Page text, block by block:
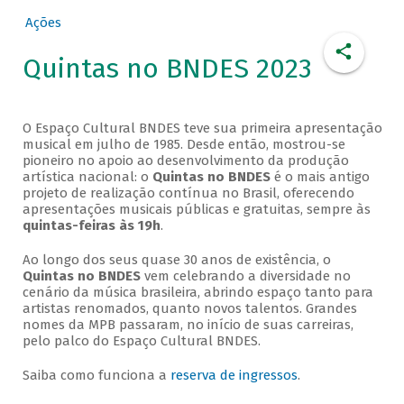
Ações
Quintas no BNDES 2023
O Espaço Cultural BNDES teve sua primeira apresentação
musical em julho de 1985. Desde então, mostrou-se
pioneiro no apoio ao desenvolvimento da produção
artística nacional: o Quintas no BNDESé o mais antigo
projeto de realização contínua no Brasil, oferecendo
apresentações musicais públicas e gratuitas, sempre às
quintas-feiras às 19h.
Ao longo dos seus quase 30 anos de existência, o
Quintas no BNDESvem celebrando a diversidade no
cenário da música brasileira, abrindo espaço tanto para
artistas renomados, quanto novos talentos. Grandes
nomes da MPB passaram, no início de suas carreiras,
pelo palco do Espaço Cultural BNDES.
Saiba como funciona a reserva de ingressos.